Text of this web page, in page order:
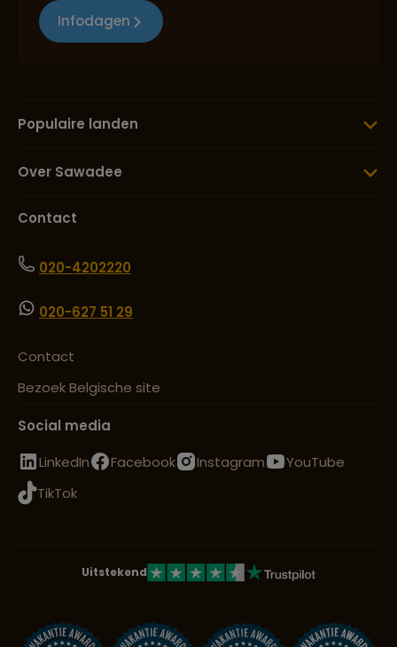
Infodagen
Populaire landen
Over Sawadee
Contact
020-4202220
020-627 51 29
Contact
Bezoek Belgische site
Social media
LinkedIn
Facebook Instagram
YouTube
TikTok
Uitstekend